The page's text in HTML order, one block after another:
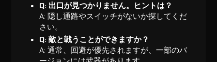
Q: 出口が見つかりません。ヒントは？
A: 隠し通路やスイッチがないか探してくだ
さい。
Q: 敵と戦うことができますか？
A: 通常、回避が優先されますが、一部のバ